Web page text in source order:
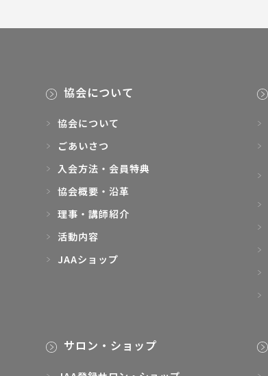
協会について
協会について
ごあいさつ
入会方法・会員特典
協会概要・沿革
理事・講師紹介
活動内容
JAAショップ
サロン・ショップ